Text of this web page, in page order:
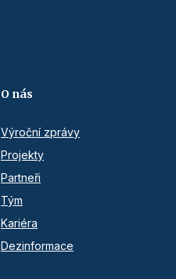
O nás
Výroční zprávy
Projekty
Partneři
Tým
Kariéra
Dezinformace